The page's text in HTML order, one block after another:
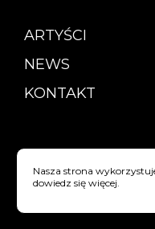
ARTYŚCI
NEWS
KONTAKT
Nasza strona
dowiedz się więcej.